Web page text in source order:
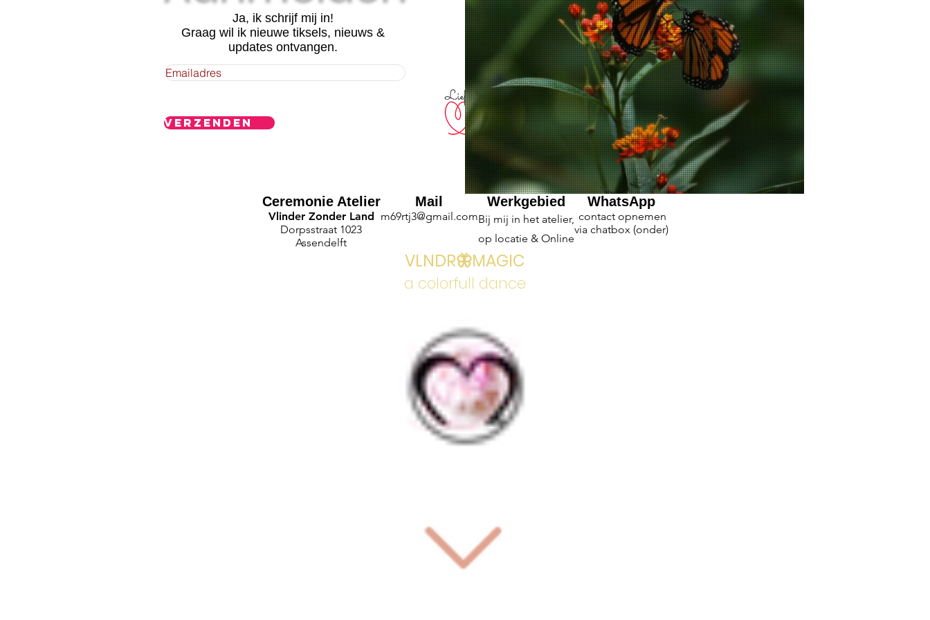
Ja, ik schrijf mij in!
Graag wil ik nieuwe tiksels, nieuws &
updates ontvangen.
Verzenden
Ceremonie Atelier
Vlinder Zonder Land
Dorpsstraat 1023
Assendelft
Mail
m69rtj3@gmail.com
Werkgebied
Bij mij in het atelier,
op locatie & Online
WhatsApp
contact opnemen
via chatbox (onder)
VLNDR🦋MAGIC
a colorfull dance